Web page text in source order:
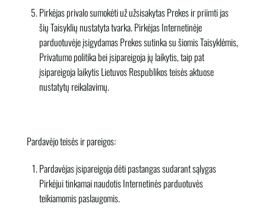
Pirkėjas privalo sumokėti už užsisakytas Prekes ir priimti jas
šių Taisyklių nustatyta tvarka. Pirkėjas Internetinėje
parduotuvėje įsigydamas Prekes sutinka su šiomis Taisyklėmis,
Privatumo politika bei įsipareigoja jų laikytis, taip pat
įsipareigoja laikytis Lietuvos Respublikos teisės aktuose
nustatytų reikalavimų.
Pardavėjo teisės ir pareigos:
Pardavėjas įsipareigoja dėti pastangas sudarant sąlygas
Pirkėjui tinkamai naudotis Internetinės parduotuvės
teikiamomis paslaugomis.